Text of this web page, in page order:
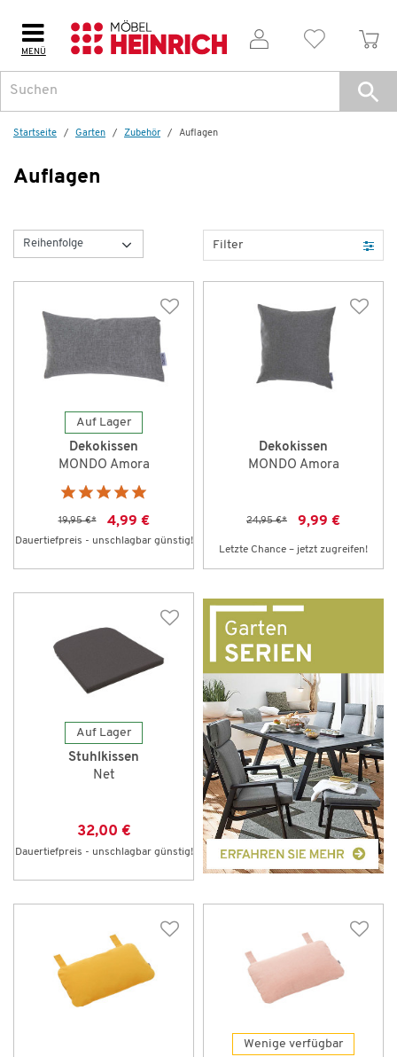
MENÜ
Startseite Garten Zubehör Auflagen
Auflagen
Filter
Auf Lager
Dekokissen
MONDO Amora
19,95 €* 4,99 €
Dauertiefpreis - unschlagbar günstig!
Dekokissen
MONDO Amora
24,95 €* 9,99 €
Letzte Chance – jetzt zugreifen!
Auf Lager
Stuhlkissen
Net
32,00 €
Dauertiefpreis - unschlagbar günstig!
Wenige verfügbar